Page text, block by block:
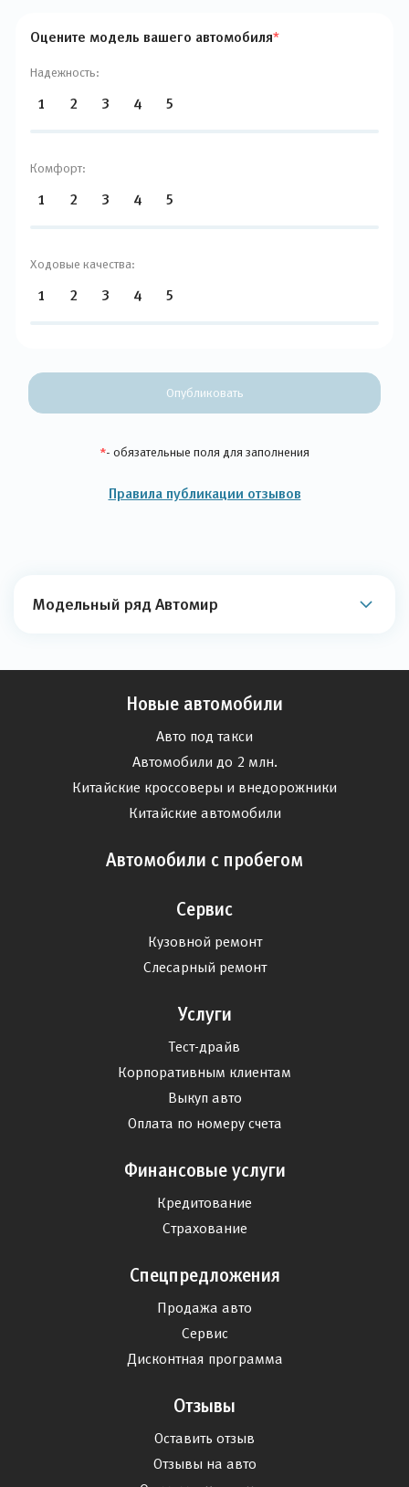
Оцените модель вашего автомобиля*
Надежность:
1 2 3 4 5
Комфорт:
1 2 3 4 5
Ходовые качества:
1 2 3 4 5
Опубликовать
*- обязательные поля для заполнения
Правила публикации отзывов
Модельный ряд Автомир
Новые автомобили
Авто под такси
Автомобили до 2 млн.
Китайские кроссоверы и внедорожники
Китайские автомобили
Автомобили с пробегом
Сервис
Кузовной ремонт
Слесарный ремонт
Услуги
Тест-драйв
Корпоративным клиентам
Выкуп авто
Оплата по номеру счета
Финансовые услуги
Кредитование
Страхование
Спецпредложения
Продажа авто
Сервис
Дисконтная программа
Отзывы
Оставить отзыв
Отзывы на авто